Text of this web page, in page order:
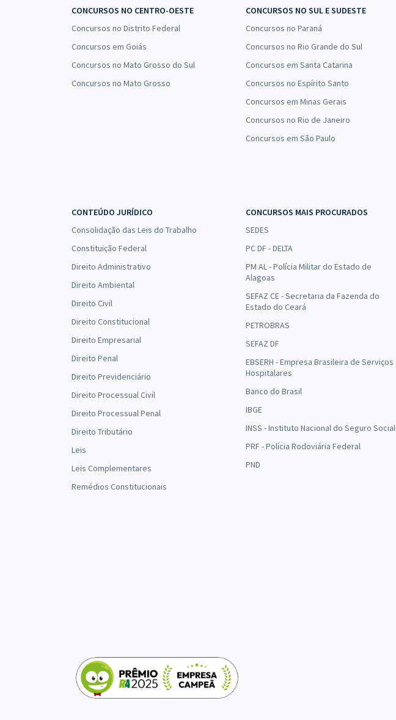
CONCURSOS NO CENTRO-OESTE
Concursos no Distrito Federal
Concursos em Goiás
Concursos no Mato Grosso do Sul
Concursos no Mato Grosso
CONCURSOS NO SUL E SUDESTE
Concursos no Paraná
Concursos no Rio Grande do Sul
Concursos em Santa Catarina
Concursos no Espírito Santo
Concursos em Minas Gerais
Concursos no Rio de Janeiro
Concursos em São Paulo
CONTEÚDO JURÍDICO
Consolidação das Leis do Trabalho
Constituição Federal
Direito Administrativo
Direito Ambiental
Direito Civil
Direito Constitucional
Direito Empresarial
Direito Penal
Direito Previdenciário
Direito Processual Civil
Direito Processual Penal
Direito Tributário
Leis
Leis Complementares
Remédios Constitucionais
CONCURSOS MAIS PROCURADOS
SEDES
PC DF - DELTA
PM AL - Polícia Militar do Estado de
Alagoas
SEFAZ CE - Secretaria da Fazenda do
Estado do Ceará
PETROBRAS
SEFAZ DF
EBSERH - Empresa Brasileira de Serviços
Hospitalares
Banco do Brasil
IBGE
INSS - Instituto Nacional do Seguro Social
PRF - Polícia Rodoviária Federal
PND